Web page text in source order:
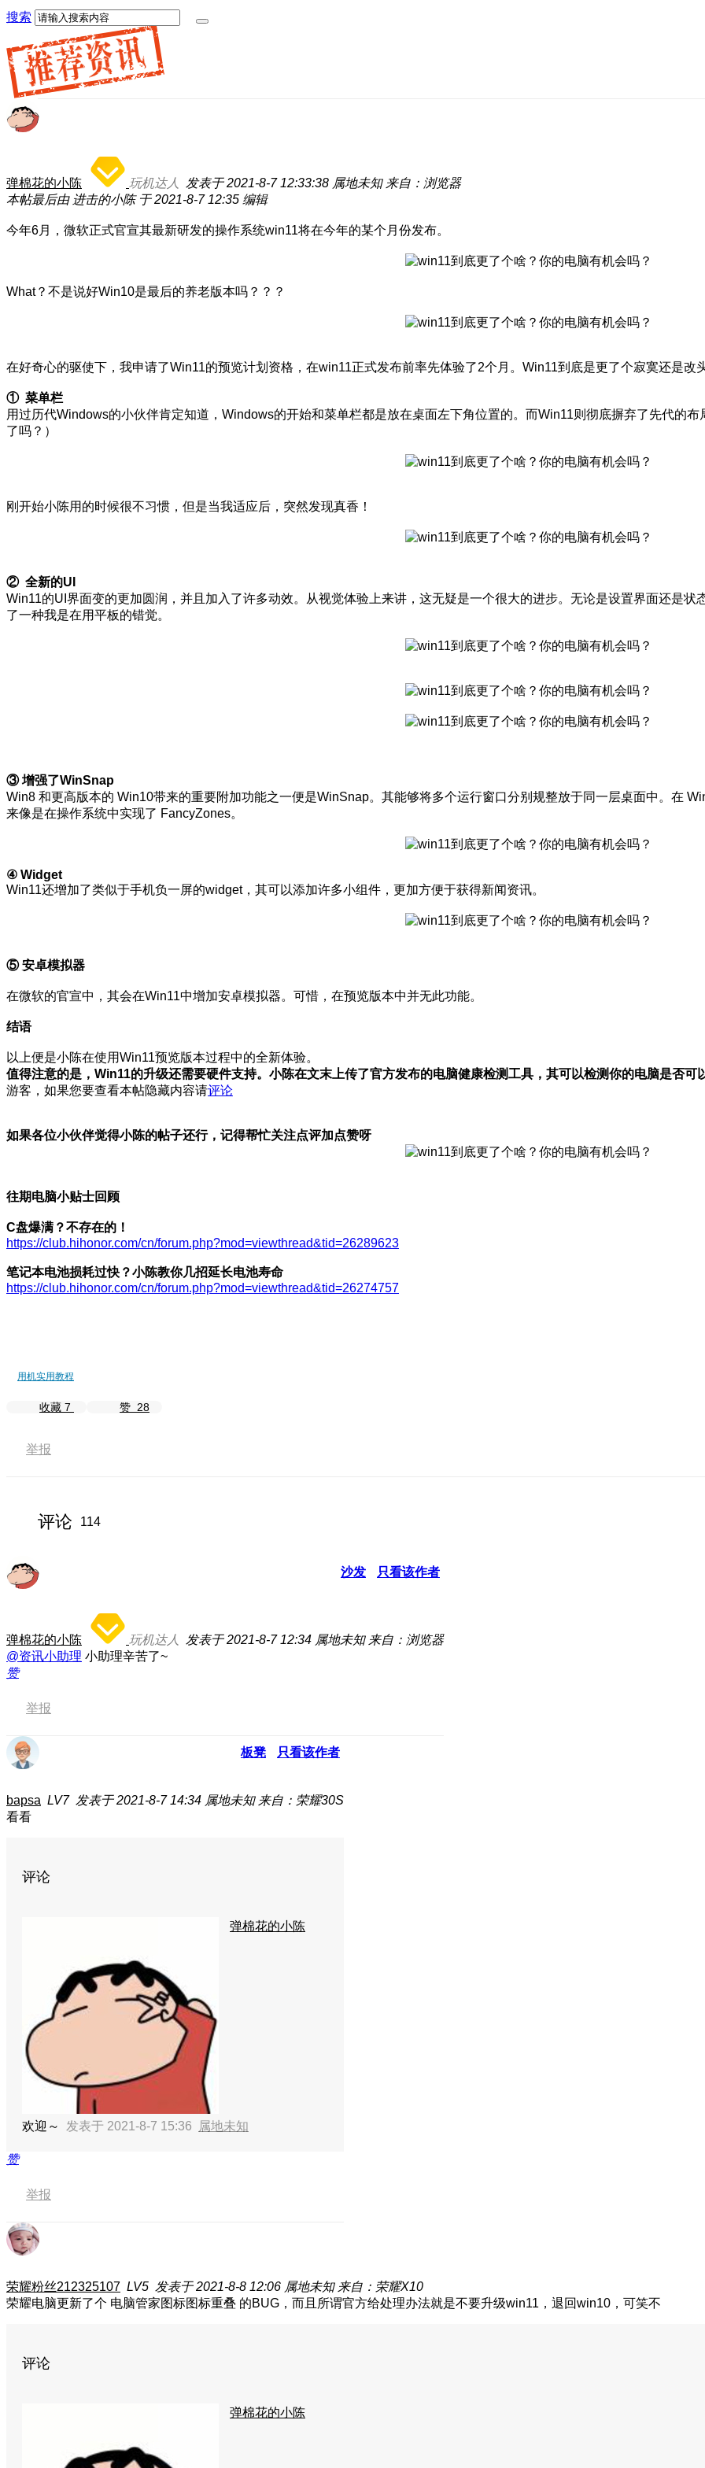
搜索
弹棉花的小陈 玩机达人 发表于 2021-8-7 12:33:38 属地未知 来自：浏览器
本帖最后由 进击的小陈 于 2021-8-7 12:35 编辑
今年6月，微软正式官宣其最新研发的操作系统win11将在今年的某个月份发布。
What？不是说好Win10是最后的养老版本吗？？？
在好奇心的驱使下，我申请了Win11的预览计划资格，在win11正式发布前率先体验了2个月。Win11到底是更了个寂寞还是改
① 菜单栏
用过历代Windows的小伙伴肯定知道，Windows的开始和菜单栏都是放在桌面左下角位置的。而Win11则彻底摒弃了先代的
了吗？）
刚开始小陈用的时候很不习惯，但是当我适应后，突然发现真香！
② 全新的UI
Win11的UI界面变的更加圆润，并且加入了许多动效。从视觉体验上来讲，这无疑是一个很大的进步。无论是设置界面还是
了一种我是在用平板的错觉。
③ 增强了WinSnap
Win8 和更高版本的 Win10带来的重要附加功能之一便是WinSnap。其能够将多个运行窗口分别规整放于同一层桌面中。在
来像是在操作系统中实现了 FancyZones。
④ Widget
Win11还增加了类似于手机负一屏的widget，其可以添加许多小组件，更加方便于获得新闻资讯。
⑤ 安卓模拟器
在微软的官宣中，其会在Win11中增加安卓模拟器。可惜，在预览版本中并无此功能。
结语
以上便是小陈在使用Win11预览版本过程中的全新体验。
值得注意的是，Win11的升级还需要硬件支持。小陈在文末上传了官方发布的电脑健康检测工具，其可以检测你的电脑是否
游客，如果您要查看本帖隐藏内容请评论
如果各位小伙伴觉得小陈的帖子还行，记得帮忙关注点评加点赞呀
往期电脑小贴士回顾
C盘爆满？不存在的！
https://club.hihonor.com/cn/forum.php?mod=viewthread&tid=26289623
笔记本电池损耗过快？小陈教你几招延长电池寿命
https://club.hihonor.com/cn/forum.php?mod=viewthread&tid=26274757
用机实用教程
收藏 7 赞 28
举报
评论 114
沙发 只看该作者
弹棉花的小陈 玩机达人 发表于 2021-8-7 12:34 属地未知 来自：浏览器
@资讯小助理 小助理辛苦了~
赞
举报
板凳 只看该作者
bapsa LV7 发表于 2021-8-7 14:34 属地未知 来自：荣耀30S
看看
评论
弹棉花的小陈
欢迎～ 发表于 2021-8-7 15:36 属地未知
赞
举报
荣耀粉丝212325107 LV5 发表于 2021-8-8 12:06 属地未知 来自：荣耀X10
荣耀电脑更新了个 电脑管家图标图标重叠 的BUG，而且所谓官方给处理办法就是不要升级win11，退回win10，可笑不
评论
弹棉花的小陈